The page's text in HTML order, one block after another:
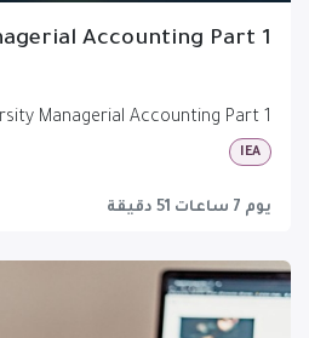
Accounting Part 1
Managerial Accounting Part 1
IEA
يوم 7 ساعات 51 دقيقة